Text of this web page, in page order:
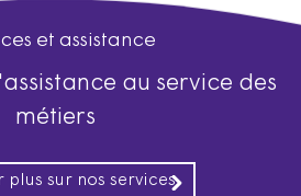
et assistance
au service des
métiers
plus sur nos services